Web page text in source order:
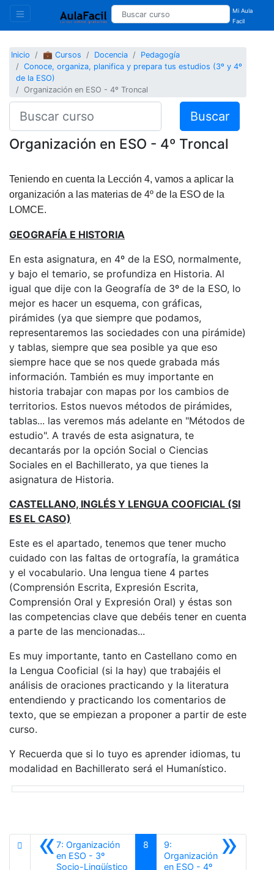
Mi Aula
Facil
Inicio 💼 Cursos Docencia
Pedagogía
Conoce, organiza, planifica y prepara tus estudios (3º y 4º
de la ESO)
Organización en ESO - 4º Troncal
Buscar
Organización en ESO - 4º Troncal
Teniendo en cuenta la Lección 4, vamos a aplicar la
organización a las materias de 4º de la ESO de la
LOMCE.
GEOGRAFÍA E HISTORIA
En esta asignatura, en 4º de la ESO, normalmente,
y bajo el temario, se profundiza en Historia. Al
igual que dije con la Geografía de 3º de la ESO, lo
mejor es hacer un esquema, con gráficas,
pirámides (ya que siempre que podamos,
representaremos las sociedades con una pirámide)
y tablas, siempre que sea posible ya que eso
siempre hace que se nos quede grabada más
información. También es muy importante en
historia trabajar con mapas por los cambios de
territorios. Estos nuevos métodos de pirámides,
tablas... las veremos más adelante en "Métodos de
estudio". A través de esta asignatura, te
decantarás por la opción Social o Ciencias
Sociales en el Bachillerato, ya que tienes la
asignatura de Historia.
CASTELLANO, INGLÉS Y LENGUA COOFICIAL (SI
ES EL CASO)
Este es el apartado, tenemos que tener mucho
cuidado con las faltas de ortografía, la gramática
y el vocabulario. Una lengua tiene 4 partes
(Comprensión Escrita, Expresión Escrita,
Comprensión Oral y Expresión Oral) y éstas son
las competencias clave que debéis tener en cuenta
a parte de las mencionadas...
Es muy importante, tanto en Castellano como en
la Lengua Cooficial (si la hay) que trabajéis el
análisis de oraciones practicando y la literatura
entendiendo y practicando los comentarios de
texto, que se empiezan a proponer a partir de este
curso.
Y Recuerda que si lo tuyo es aprender idiomas, tu
modalidad en Bachillerato será el Humanístico.
«7: Organización
en ESO - 3º
Socio-Lingüístico
8 »
9:
Organización
en ESO - 4º